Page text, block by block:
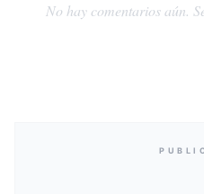
No hay comentarios aún.